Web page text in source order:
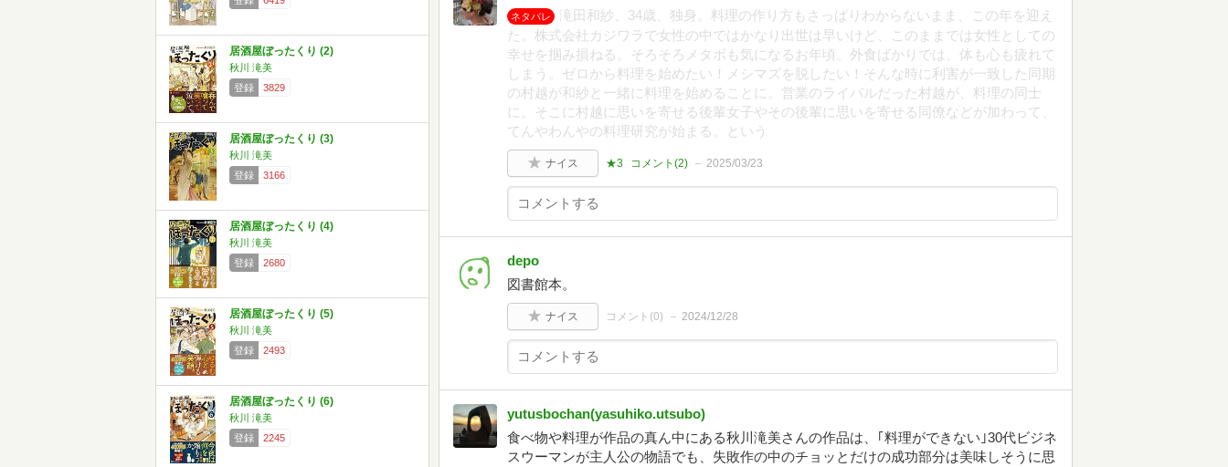
居酒屋ぼったくり (2)
秋川 滝美
登録
3829
居酒屋ぼったくり (3)
秋川 滝美
登録
3166
居酒屋ぼったくり (4)
秋川 滝美
登録
2680
居酒屋ぼったくり (5)
秋川 滝美
登録
2493
居酒屋ぼったくり (6)
秋川 滝美
登録
2245
ネタバレ
滝田和紗、34歳、独身。料理の作り方もさっぱりわからないまま、この年を迎え
た。株式会社カジワラで女性の中ではかなり出世は早いけど、このままでは女性としての
幸せを掴み損ねる。そろそろメタボも気になるお年頃。外食ばかりでは、体も心も疲れて
しまう。ゼロから料理を始めたい！メシマズを脱したい！そんな時に利害が一致した同期
の村越が和紗と一緒に料理を始めることに。営業のライバルだった村越が、料理の同士
に。そこに村越に思いを寄せる後輩女子やその後輩に思いを寄せる同僚などが加わって、
てんやわんやの料理研究が始まる。という
ナイス ★3 コメント(2) 2025/03/23
depo
図書館本。
ナイス コメント(0) 2024/12/28
yutusbochan(yasuhiko.utsubo)
食べ物や料理が作品の真ん中にある秋川滝美さんの作品は、｢料理ができない｣30代ビジネ
スウーマンが主人公の物語でも、失敗作の中のチョッとだけの成功部分は美味しそうに思